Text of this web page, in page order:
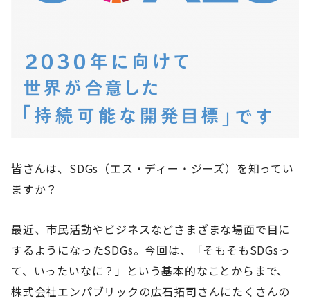
皆さんは、SDGs（エス・ディー・ジーズ）を知ってい
ますか？
最近、市民活動やビジネスなどさまざまな場面で目に
するようになったSDGs。今回は、「そもそもSDGsっ
て、いったいなに？」という基本的なことからまで、
株式会社エンパブリックの広石拓司さんにたくさんの